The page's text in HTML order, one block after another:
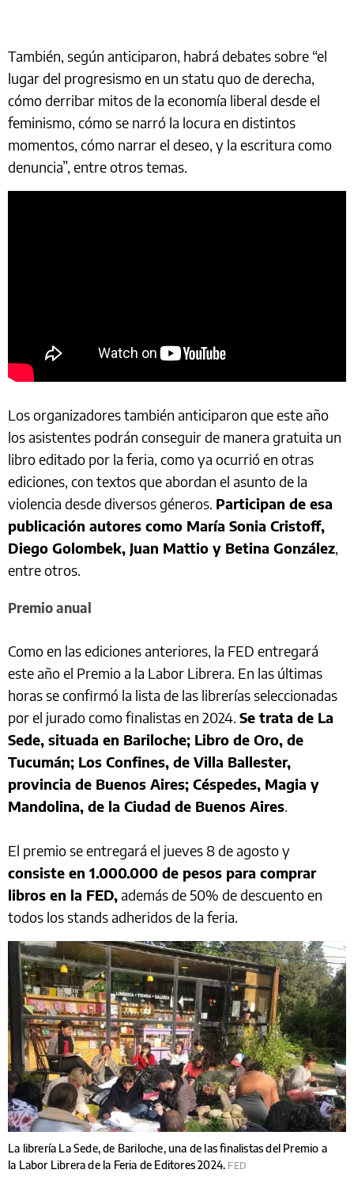
También, según anticiparon, habrá debates sobre “el
lugar del progresismo en un statu quo de derecha,
cómo derribar mitos de la economía liberal desde el
feminismo, cómo se narró la locura en distintos
momentos, cómo narrar el deseo, y la escritura como
denuncia”, entre otros temas.
Los organizadores también anticiparon que este año
los asistentes podrán conseguir de manera gratuita un
libro editado por la feria, como ya ocurrió en otras
ediciones, con textos que abordan el asunto de la
violencia desde diversos géneros. Participan de esa
publicación autores como María Sonia Cristoff,
Diego Golombek, Juan Mattio y Betina González,
entre otros.
Premio anual
Como en las ediciones anteriores, la FED entregará
este año el Premio a la Labor Librera. En las últimas
horas se confirmó la lista de las librerías seleccionadas
por el jurado como finalistas en 2024. Se trata de La
Sede, situada en Bariloche; Libro de Oro, de
Tucumán; Los Confines, de Villa Ballester,
provincia de Buenos Aires; Céspedes, Magia y
Mandolina, de la Ciudad de Buenos Aires.
El premio se entregará el jueves 8 de agosto y
consiste en 1.000.000 de pesos para comprar
libros en la FED,además de 50% de descuento en
todos los stands adheridos de la feria.
La librería La Sede, de Bariloche, una de las finalistas del Premio a
la Labor Librera de la Feria de Editores 2024. FED